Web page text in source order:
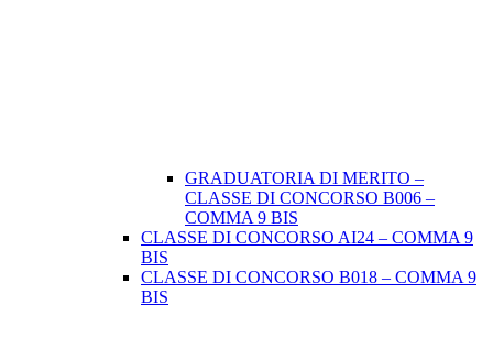
GRADUATORIA DI MERITO –
CLASSE DI CONCORSO B006 –
COMMA 9 BIS
CLASSE DI CONCORSO AI24 – COMMA 9
BIS
CLASSE DI CONCORSO B018 – COMMA 9
BIS